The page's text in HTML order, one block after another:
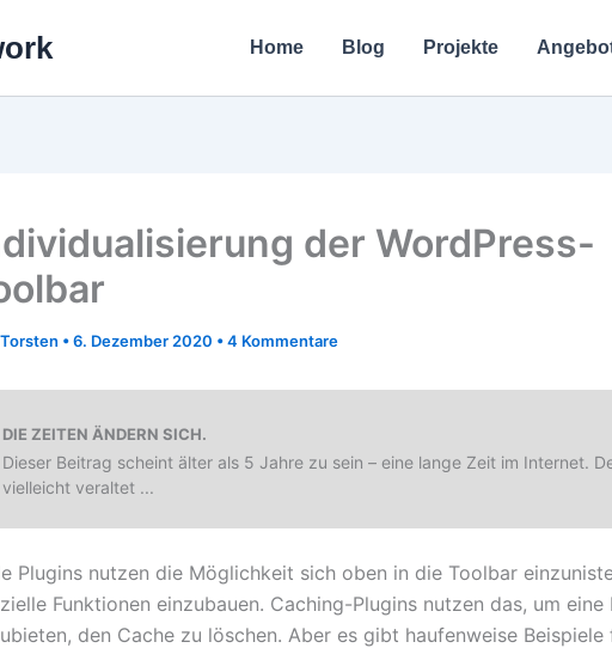
Home Blog Projekte
der WordPress-
Torsten •6. Dezember 2020 •4 Kommentare
DIE ZEITEN ÄNDERN SICH.
Dieser Beitrag scheint älter als 5 Jahre zu sein – eine lange Zeit im Internet.
vielleicht veraltet ...
Plugins nutzen die Möglichkeit sich oben in die Toolbar
Funktionen einzubauen. Caching-Plugins nutzen das, um
den Cache zu löschen. Aber es gibt haufenweise Beispiele